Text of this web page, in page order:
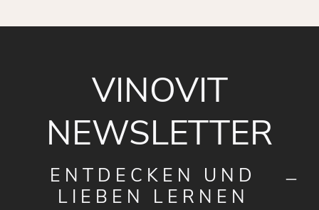
VINOVIT
NEWSLETTER
ENTDECKEN UND
LIEBEN LERNEN